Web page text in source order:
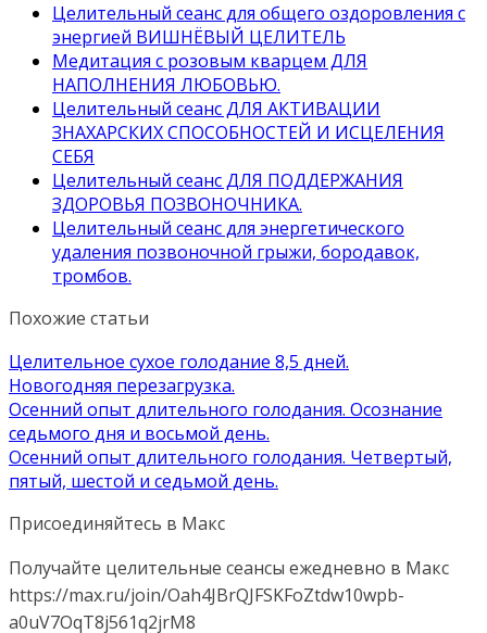
Целительный сеанс для общего оздоровления с
энергией ВИШНЁВЫЙ ЦЕЛИТЕЛЬ
Медитация с розовым кварцем ДЛЯ
НАПОЛНЕНИЯ ЛЮБОВЬЮ.
Целительный сеанс ДЛЯ АКТИВАЦИИ
ЗНАХАРСКИХ СПОСОБНОСТЕЙ И ИСЦЕЛЕНИЯ
СЕБЯ
Целительный сеанс ДЛЯ ПОДДЕРЖАНИЯ
ЗДОРОВЬЯ ПОЗВОНОЧНИКА.
Целительный сеанс для энергетического
удаления позвоночной грыжи, бородавок,
тромбов.
Похожие статьи
Целительное сухое голодание 8,5 дней.
Новогодняя перезагрузка.
Осенний опыт длительного голодания. Осознание
седьмого дня и восьмой день.
Осенний опыт длительного голодания. Четвертый,
пятый, шестой и седьмой день.
Присоединяйтесь в Макс
Получайте целительные сеансы ежедневно в Макс
https://max.ru/join/Oah4JBrQJFSKFoZtdw10wpb-
a0uV7OqT8j561q2jrM8